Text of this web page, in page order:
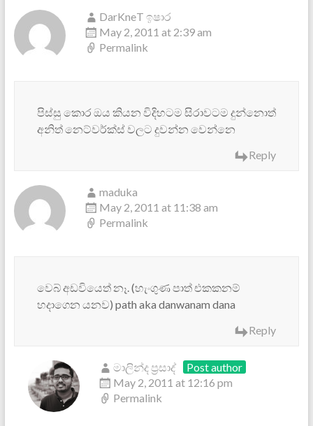
DarKneT ඉෂාර
May 2, 2011 at 2:39 am
Permalink
පිස්සු කොර ඔය කියන විදිහටම සිරාවටම දුන්නොත්
අනිත් නෙට්වර්ක්ස් වලට දුවන්න වෙන්නෙ
Reply
maduka
May 2, 2011 at 11:38 am
Permalink
වෙබ් අඩවියෙත් නෑ. (හැංගුණ පාත් එකකනම්
හදාගෙන යනව) path aka danwanam dana
Reply
මාලින්ද ප්‍රසාද්
Post author
May 2, 2011 at 12:16 pm
Permalink